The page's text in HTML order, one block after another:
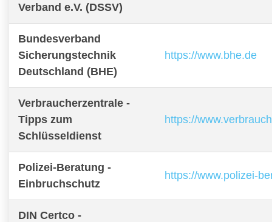
Verband e.V. (DSSV)
Bundesverband
Sicherungstechnik
Deutschland (BHE)
https://www.bhe.de
Verbraucherzentrale -
Tipps zum
Schlüsseldienst
https://
Polizei-Beratung -
Einbruchschutz
https://www.polizei-
DIN Certco -